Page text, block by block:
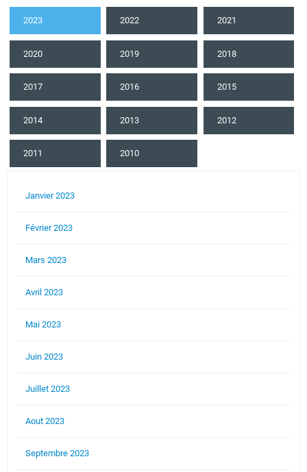
2023 2022 2021
2020 2019 2018
2017 2016 2015
2014 2013 2012
2011 2010
Janvier 2023
Février 2023
Mars 2023
Avril 2023
Mai 2023
Juin 2023
Juillet 2023
Aout 2023
Septembre 2023